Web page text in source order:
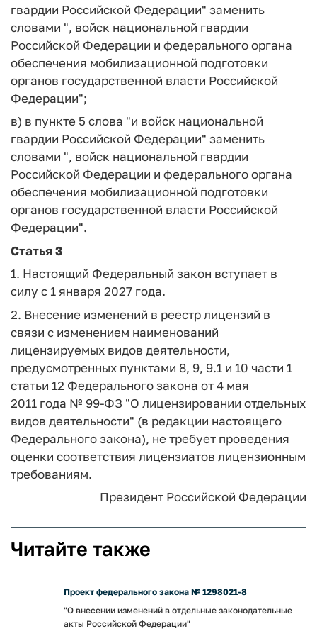
гвардии Российской Федерации" заменить
словами ", войск национальной гвардии
Российской Федерации и федерального органа
обеспечения мобилизационной подготовки
органов государственной власти Российской
Федерации";
в) в пункте 5 слова "и войск национальной
гвардии Российской Федерации" заменить
словами ", войск национальной гвардии
Российской Федерации и федерального органа
обеспечения мобилизационной подготовки
органов государственной власти Российской
Федерации".
Статья 3
1. Настоящий Федеральный закон вступает в
силу с 1 января 2027 года.
2. Внесение изменений в реестр лицензий в
связи с изменением наименований
лицензируемых видов деятельности,
предусмотренных пунктами 8, 9, 9.1 и 10 части 1
статьи 12 Федерального закона от 4 мая
2011 года № 99-ФЗ "О лицензировании отдельных
видов деятельности" (в редакции настоящего
Федерального закона), не требует проведения
оценки соответствия лицензиатов лицензионным
требованиям.
Президент Российской Федерации
Читайте также
Проект федерального закона № 1298021-8
"О внесении изменений в отдельные законодательные
акты Российской Федерации"